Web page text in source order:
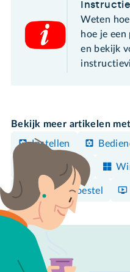
Weten
hoe je
en bekijk
Bekijk meer artikelen
Instellen
iPhone/iPad
Android-toestel